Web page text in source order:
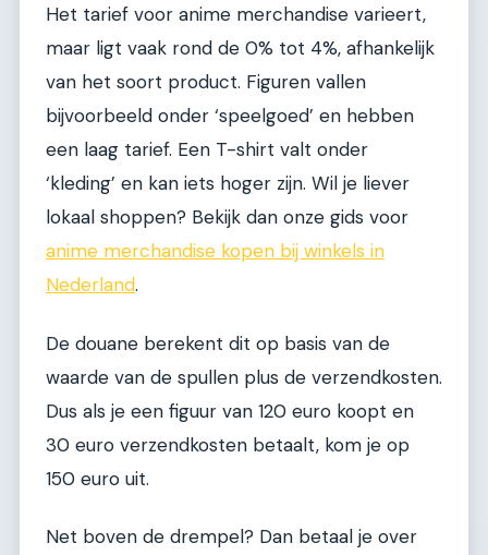
Het tarief voor anime merchandise varieert,
maar ligt vaak rond de 0% tot 4%, afhankelijk
van het soort product. Figuren vallen
bijvoorbeeld onder ‘speelgoed’ en hebben
een laag tarief. Een T-shirt valt onder
‘kleding’ en kan iets hoger zijn. Wil je liever
lokaal shoppen? Bekijk dan onze gids voor
anime merchandise kopen bij winkels in
Nederland.
De douane berekent dit op basis van de
waarde van de spullen plus de verzendkosten.
Dus als je een figuur van 120 euro koopt en
30 euro verzendkosten betaalt, kom je op
150 euro uit.
Net boven de drempel? Dan betaal je over